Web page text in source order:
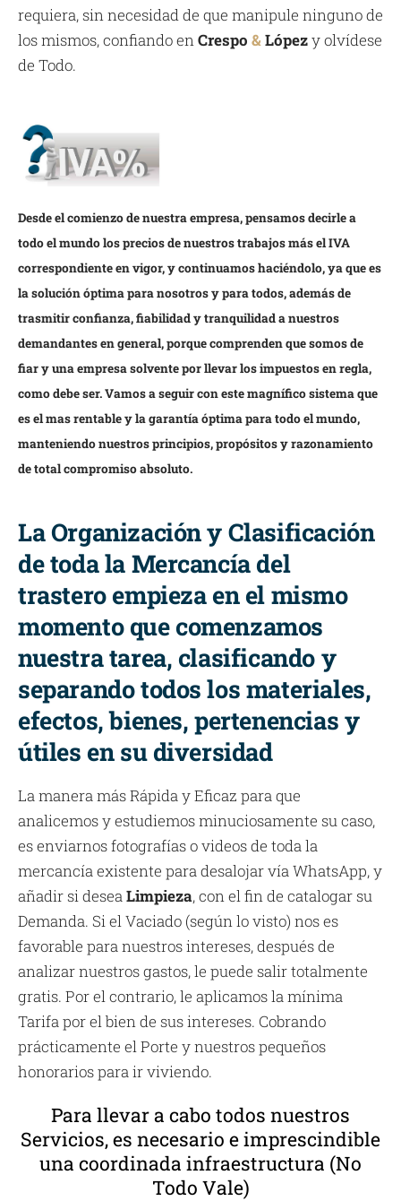
requiera, sin necesidad de que manipule ninguno de
los mismos, confiando enCrespo &Lópezy olvídese
de Todo.
Desde el comienzo de nuestra empresa, pensamos decirle a
todo el mundo los precios de nuestros trabajos más el IVA
correspondiente en vigor, y continuamos haciéndolo, ya que es
la solución óptima para nosotros y para todos, además de
trasmitir confianza, fiabilidad y tranquilidad a nuestros
demandantes en general, porque comprenden que somos de
fiar y una empresa solvente por llevar los impuestos en regla,
como debe ser. Vamos a seguir con este magnífico sistema que
es el mas rentable y la garantía óptima para todo el mundo,
manteniendo nuestros principios, propósitos y razonamiento
de total compromiso absoluto.
La Organización y Clasificación
de toda la Mercancía del
trastero empieza en el mismo
momento que comenzamos
nuestra tarea, clasificando y
separando todos los materiales,
efectos, bienes, pertenencias y
útiles en su diversidad
La manera más Rápida y Eficaz para que
analicemos y estudiemos minuciosamente su caso,
es enviarnos fotografías o videos de toda la
mercancía existente para desalojar vía WhatsApp, y
añadir si deseaLimpieza, con el fin de catalogar su
Demanda. Si el Vaciado (según lo visto) nos es
favorable para nuestros intereses, después de
analizar nuestros gastos, le puede salir totalmente
gratis. Por el contrario, le aplicamos la mínima
Tarifa por el bien de sus intereses. Cobrando
prácticamente el Porte y nuestros pequeños
honorarios para ir viviendo.
Para llevar a cabo todos nuestros
Servicios, es necesario e imprescindible
una coordinada infraestructura (No
Todo Vale)